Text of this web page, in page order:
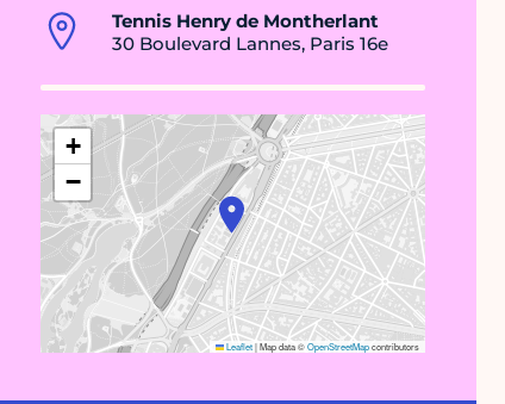
Tennis Henry de Montherlant
30 Boulevard Lannes, Paris 16e
+
−
Leaflet|Map data ©OpenStreetMapcontributors